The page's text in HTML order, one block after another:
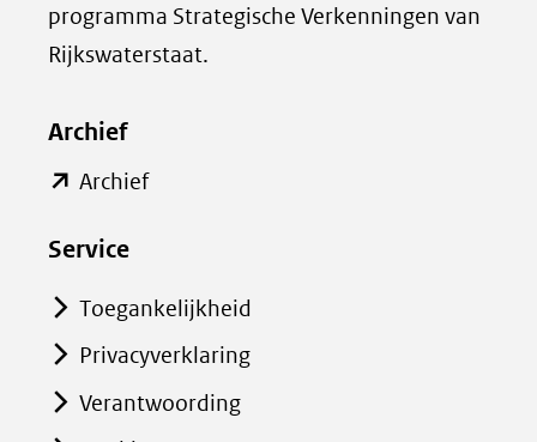
n
k
nieuw
naar
a
d
B
e
programma Strategische Verkenningen van
Rijkswaterstaat.
Archief
Archief(opent
venster)
naar
een
Service
Toegankelijkheid
Privacyverklaring
Verantwoording